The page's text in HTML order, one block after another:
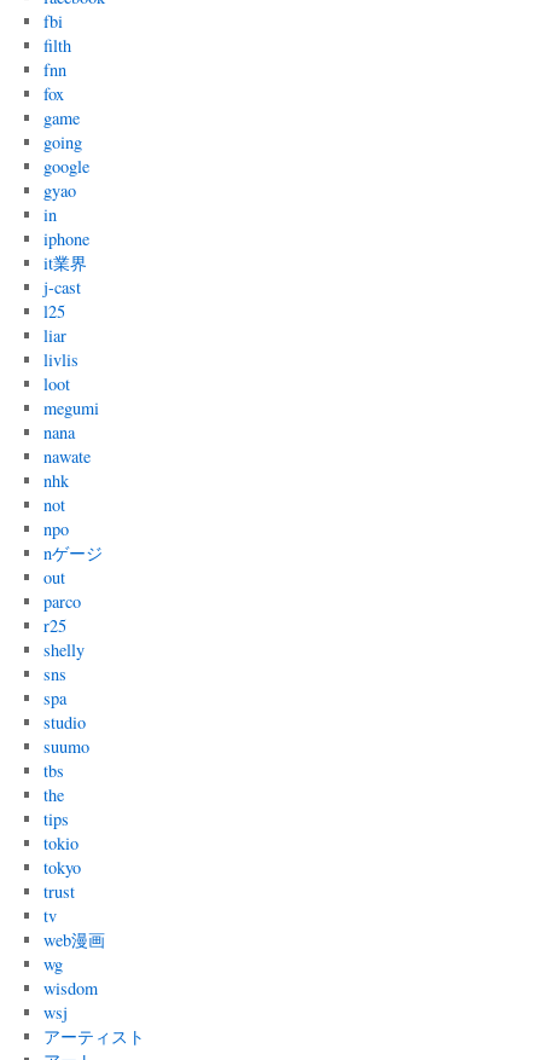
fbi
filth
fnn
fox
game
going
google
gyao
in
iphone
it業界
j-cast
l25
liar
livlis
loot
megumi
nana
nawate
nhk
not
npo
nゲージ
out
parco
r25
shelly
sns
spa
studio
suumo
tbs
the
tips
tokio
tokyo
trust
tv
web漫画
wg
wisdom
wsj
アーティスト